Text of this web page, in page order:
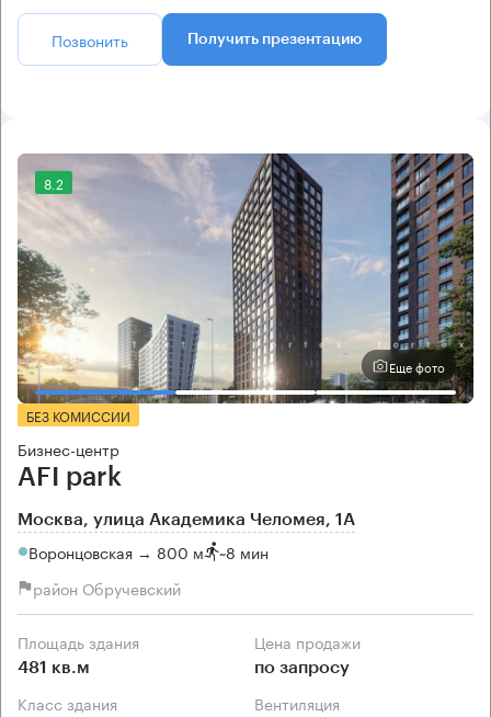
Позвонить Получить презентацию
8.2
Еще фото
БЕЗ КОМИССИИ
Бизнес-центр
AFI park
Москва, улица Академика Челомея, 1А
Воронцовская → 800 м ~8 мин
район Обручевский
Площадь здания
481 кв.м
Цена продажи
по запросу
Класс здания Вентиляция